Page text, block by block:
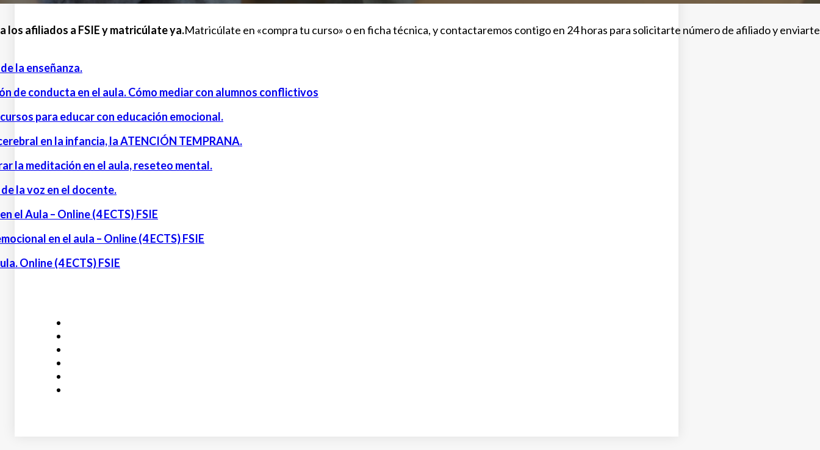
los afiliados a FSIE y matricúlate ya.Matricúlate en «compra tu curso» o en ficha técnica, y contactaremos contigo en 24 horas para solicitarte número de afiliado y
la enseñanza.
de conducta en el aula. Cómo mediar con alumnos conflictivos
para educar con educación emocional.
en la infancia, la ATENCIÓN TEMPRANA.
la meditación en el aula, reseteo mental.
la voz en el docente.
el Aula – Online (4 ECTS) FSIE
en el aula – Online (4 ECTS) FSIE
Online (4 ECTS) FSIE